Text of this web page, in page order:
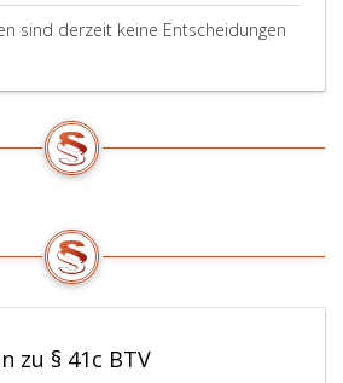
sind derzeit keine Entscheidungen
zu § 41c BTV